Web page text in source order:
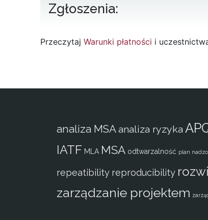
Zgłoszenia:
Przeczytaj Warunki płatności i
analiza MSAanaliza ryzyka
IATF MLA MSA odtwarzalność plan
repeatibility reproducibility
zarządzanie projektem